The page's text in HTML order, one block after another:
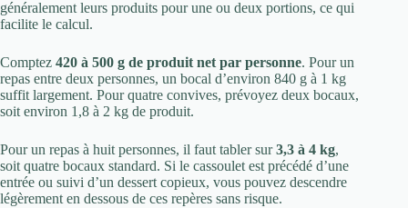
généralement leurs produits pour une ou deux portions, ce qui
facilite le calcul.
Comptez 420 à 500 g de produit net par personne. Pour un
repas entre deux personnes, un bocal d’environ 840 g à 1 kg
suffit largement. Pour quatre convives, prévoyez deux bocaux,
soit environ 1,8 à 2 kg de produit.
Pour un repas à huit personnes, il faut tabler sur3,3 à 4 kg,
soit quatre bocaux standard. Si le cassoulet est précédé d’une
entrée ou suivi d’un dessert copieux, vous pouvez descendre
légèrement en dessous de ces repères sans risque.